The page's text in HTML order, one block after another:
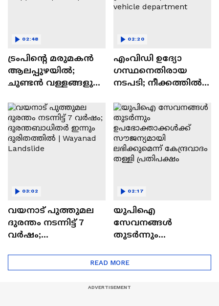
ട്രംപിൻ്റെ മരുമകൻ
ആലപ്പുഴയിൽ;
ചുണ്ടൻ വള്ളങ്ങളുടെ
Michael Boulos |
Alappuzha | Trump
02:48
എംവിഡി ഉദ്യോ​
ഗസ്ഥനെതിരായ
നടപടി; നീക്കത്തിൽ
ഗസ്ഥർക്കിടയിൽ
പ്രതിഷേധം | Motor
vehicle department
02:20
വയനാട് പുത്തുമല
ദുരന്തം നടന്നിട്ട് 7
വർഷം;
ഇന്നും ദുരിതത്തിൽ |
Wayanad Landslide
03:02
യുപിഐ
സേവനങ്ങൾ
തുടർന്നും
സൗജന്യമായി
ലഭിക്കുമെന്ന്
02:17
READ MORE